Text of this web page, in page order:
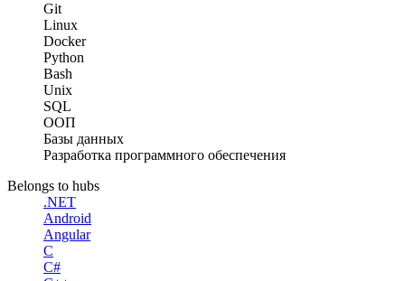
Git
Linux
Docker
Python
Bash
Unix
SQL
ООП
Базы данных
Разработка программного обеспечения
Belongs to hubs
.NET
Android
Angular
C
C#